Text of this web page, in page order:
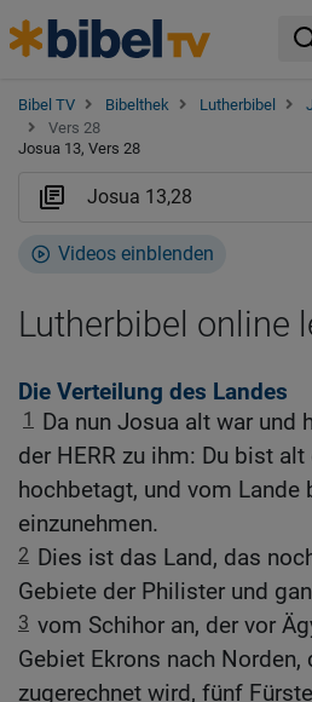
Bibel TV Bibelthek Lutherbibel
Vers 28
Josua 13, Vers 28
Videos einblenden
Lutherbibel online
Die Verteilung des Landes
1
Da nun Josua alt war und
der HERR zu ihm: Du bist
hochbetagt, und vom Lande
einzunehmen.
2 Dies ist das Land, das
Gebiete der Philister und
3 vom Schihor an, der vor
Gebiet Ekrons nach Norden,
zugerechnet wird, fünf